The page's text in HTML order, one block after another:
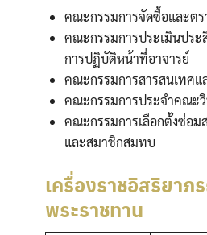
คณะกรรมการจัดซื้อและต
คณะกรรมการประเมินปร
การปฏิบัติหน้าที่อาจารย์
คณะกรรมการสารสนเทศแ
คณะกรรมการประจำคณะ
คณะกรรมการเลือกตั้งซ่อ
และสมาชิกสมทบ
เครื่องราชอิสริยาภ
พระราชทาน